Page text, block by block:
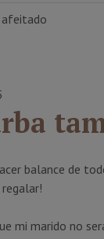
afeitado
balance de
mi marido no